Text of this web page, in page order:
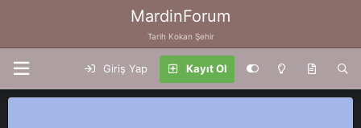
MardinForum
Tarih Kokan Şehir
Giriş Yap Kayıt Ol